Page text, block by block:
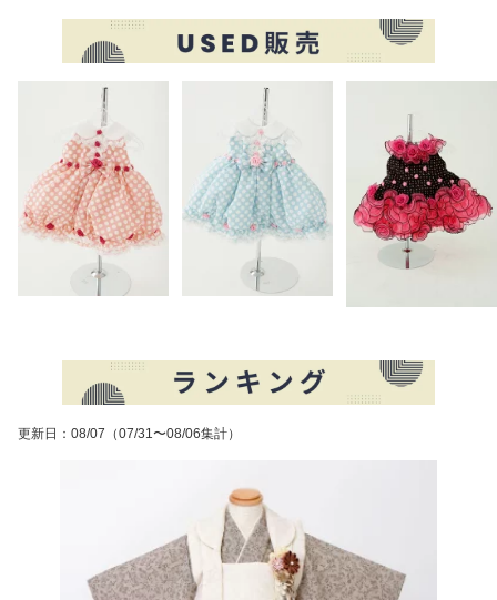
二十歳 正絹][送料無料]
[4泊5日]
二十歳 正絹][送料無料]
[4泊5日]
更新日 ： 08/07 （07/31〜08/06集計）